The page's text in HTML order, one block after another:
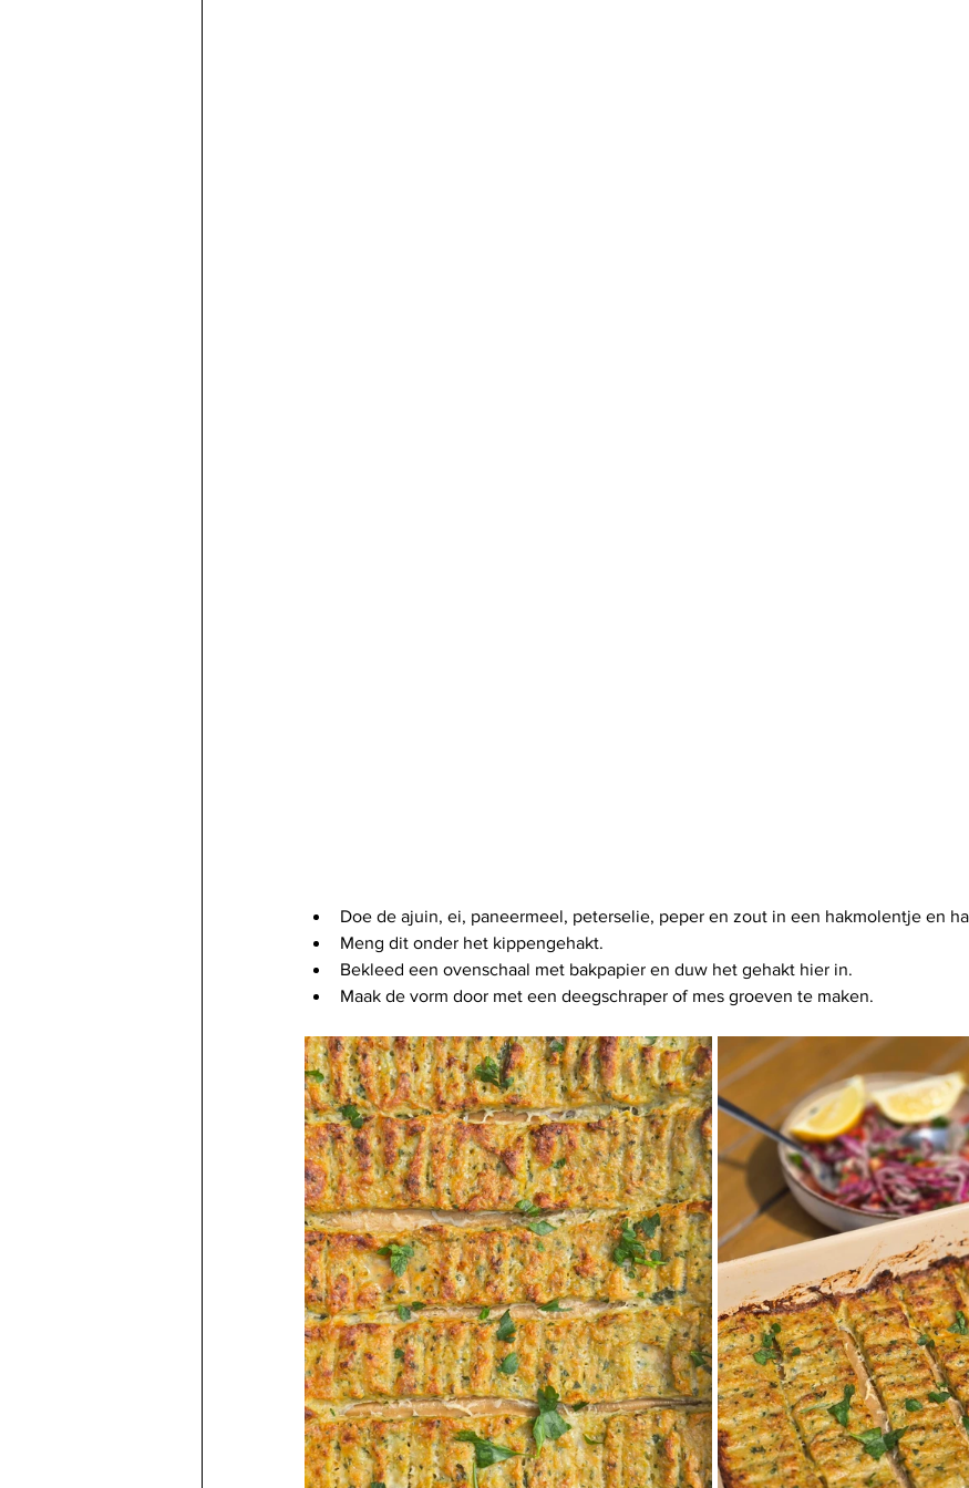
Doe de ajuin, ei, paneermeel, peterselie, peper en zout in een hakmolentje en
Meng dit onder het kippengehakt.
Bekleed een ovenschaal met bakpapier en duw het gehakt hier in.
Maak de vorm door met een deegschraper of mes groeven te maken.